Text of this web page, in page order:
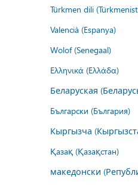
Türkmen dili
Valencià (Espanya)
Wolof (Senegaal)
Ελληνικά (Ελλάδα)
Беларуская
Български (България)
Кыргызча
Қазақ (Қазақстан)
македонски